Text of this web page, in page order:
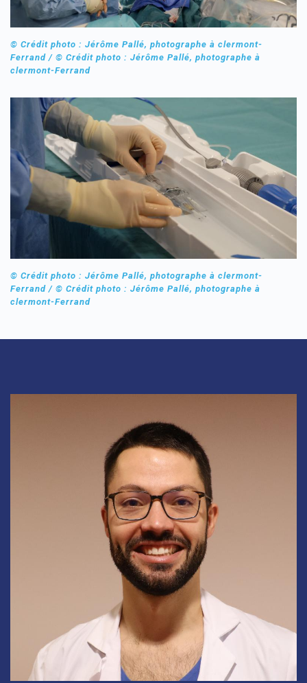
© Crédit photo : Jérôme Pallé, photographe à clermont-
Ferrand / © Crédit photo : Jérôme Pallé, photographe à
clermont-Ferrand
© Crédit photo : Jérôme Pallé, photographe à clermont-
Ferrand / © Crédit photo : Jérôme Pallé, photographe à
clermont-Ferrand